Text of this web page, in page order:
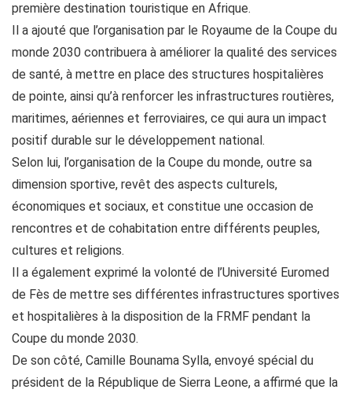
première destination touristique en Afrique.
Il a ajouté que l’organisation par le Royaume de la Coupe du
monde 2030 contribuera à améliorer la qualité des services
de santé, à mettre en place des structures hospitalières
de pointe, ainsi qu’à renforcer les infrastructures routières,
maritimes, aériennes et ferroviaires, ce qui aura un impact
positif durable sur le développement national.
Selon lui, l’organisation de la Coupe du monde, outre sa
dimension sportive, revêt des aspects culturels,
économiques et sociaux, et constitue une occasion de
rencontres et de cohabitation entre différents peuples,
cultures et religions.
Il a également exprimé la volonté de l’Université Euromed
de Fès de mettre ses différentes infrastructures sportives
et hospitalières à la disposition de la FRMF pendant la
Coupe du monde 2030.
De son côté, Camille Bounama Sylla, envoyé spécial du
président de la République de Sierra Leone, a affirmé que la